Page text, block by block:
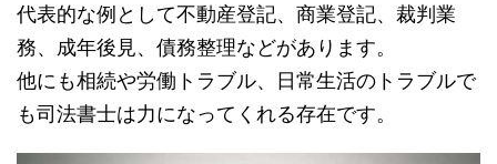
代表的な例として不動産登記、商業登記、裁判業
務、成年後見、債務整理などがあります。
他にも相続や労働トラブル、日常生活のトラブルで
も司法書士は力になってくれる存在です。